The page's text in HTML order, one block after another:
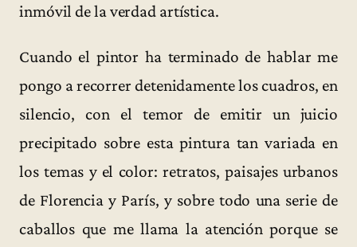
inmóvil de la verdad artística.
Cuando el pintor ha terminado de hablar me
pongo a recorrer detenidamente los cuadros, en
silencio, con el temor de emitir un juicio
precipitado sobre esta pintura tan variada en
los temas y el color: retratos, paisajes urbanos
de Florencia y París, y sobre todo una serie de
caballos que me llama la atención porque se